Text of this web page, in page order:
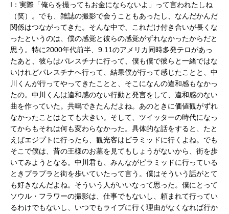
I：実際「俺らを撮ってもお金にならないよ」って言われたしね
（笑）。でも、雑誌の撮影で会うこともあったし、なんだかんだ
関係はつながってきた。そんな中で、これだけ付き合いが長くな
ったというのは、僕の感覚と彼らの感覚がずれなかったからだと
思う。特に2000年代前半、9.11のアメリカ同時多発テロがあっ
たあと、彼らはパレスチナに行って、僕も僕で彼らと一緒ではな
いけれどパレスチナへ行って、結果僕が行って感じたことと、中
川くんが行ってやってきたことと、そこになんの違和感もなかっ
たの。中川くんは違和感のない行動と発言をして、違和感のない
曲を作っていた。共鳴できたんだよね。あのときに価値観がずれ
なかったことはとても大きい。そして、ツイッターの時代になっ
てからもそれは何も変わらなかった。具体的な話をすると、たと
えばエジプトに行ったら、観光客はピラミッドに行くよね。でも
そこで僕は、昔の王様のお墓を見てもしょうがないから、街を歩
いてみようとなる。中川君も、みんながピラミッドに行っている
ときプラプラと街を歩いていたって言う。僕はそういう話がとて
も好きなんだよね。そういう人がいいなって思った。僕にとって
ソウル・フラワーの撮影は、仕事でもないし、頼まれて行ってい
るわけでもないし、いつでもライブに行く理由がなくなれば行か